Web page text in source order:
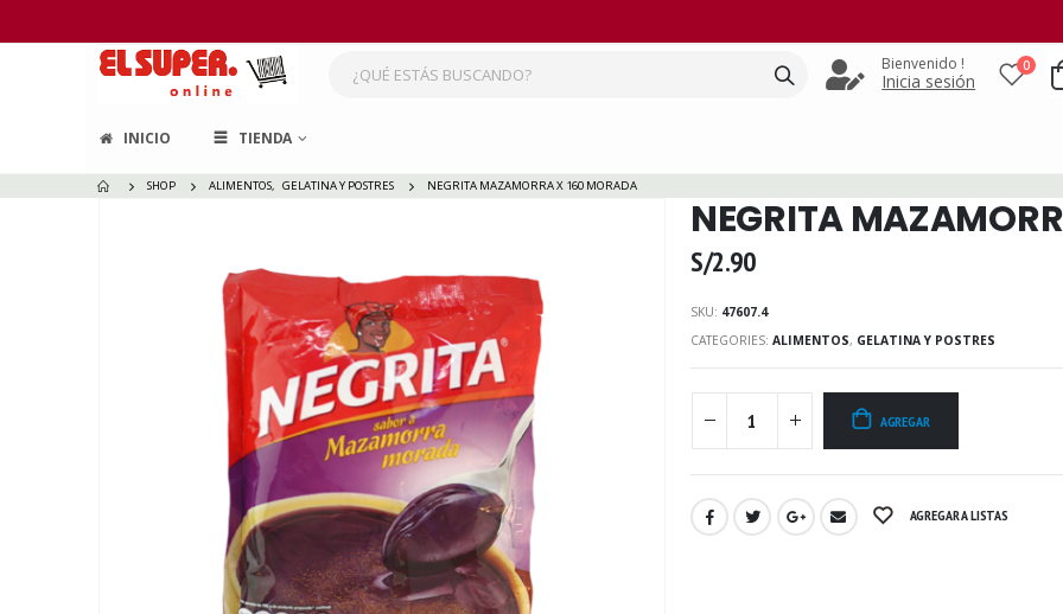
Bienvenido !
Inicia sesión
0
INICIO TIENDA
SHOP ALIMENTOS, GELATINA Y POSTRES NEGRITA MAZAMORRA X 160 MORADA
NEGRITA
S/2.90
SKU: 47607.4
CATEGORIES: ALIMENTOS, GELATINA Y POSTRES
AGREGAR
AGREGAR A LISTAS